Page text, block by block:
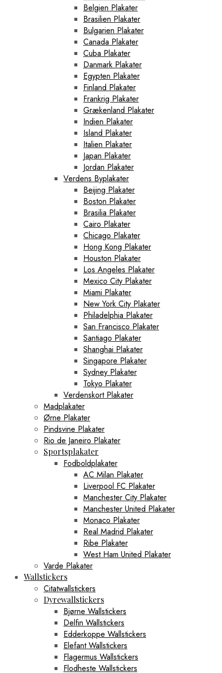
Belgien Plakater
Brasilien Plakater
Bulgarien Plakater
Canada Plakater
Cuba Plakater
Danmark Plakater
Egypten Plakater
Finland Plakater
Frankrig Plakater
Grækenland Plakater
Indien Plakater
Island Plakater
Italien Plakater
Japan Plakater
Jordan Plakater
Verdens Byplakater
Beijing Plakater
Boston Plakater
Brasilia Plakater
Cairo Plakater
Chicago Plakater
Hong Kong Plakater
Houston Plakater
Los Angeles Plakater
Mexico City Plakater
Miami Plakater
New York City Plakater
Philadelphia Plakater
San Francisco Plakater
Santiago Plakater
Shanghai Plakater
Singapore Plakater
Sydney Plakater
Tokyo Plakater
Verdenskort Plakater
Madplakater
Ørne Plakater
Pindsvine Plakater
Rio de Janeiro Plakater
Sportsplakater
Fodboldplakater
AC Milan Plakater
Liverpool FC Plakater
Manchester City Plakater
Manchester United Plakater
Monaco Plakater
Real Madrid Plakater
Ribe Plakater
West Ham United Plakater
Varde Plakater
Wallstickers
Citatwallstickers
Dyrewallstickers
Bjørne Wallstickers
Delfin Wallstickers
Edderkoppe Wallstickers
Elefant Wallstickers
Flagermus Wallstickers
Flodheste Wallstickers